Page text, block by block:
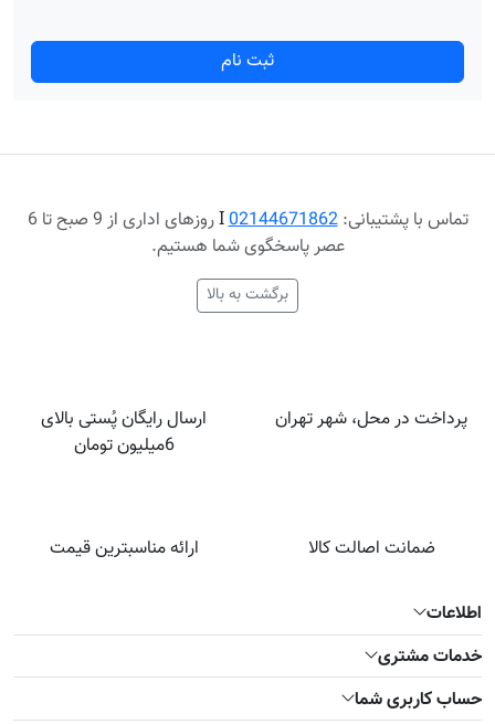
ثبت نام
تماس با پشتیبانی:02144671862
Ι
روزهای اداری از 9 صبح تا 6
عصر پاسخگوی شما هستیم.
برگشت به بالا
پرداخت در محل، شهر تهران
ارسال رایگان پُستی بالای
6میلیون تومان
ضمانت اصالت کالا ارائه مناسبترین قیمت
اطلاعات
خدمات مشتری
حساب کاربری شما